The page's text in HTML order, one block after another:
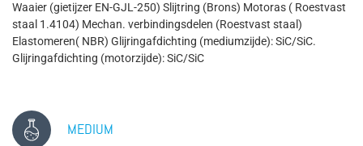
Waaier (gietijzer EN-GJL-250) Slijtring (Brons) Motoras ( Roestvast
staal 1.4104) Mechan. verbindingsdelen (Roestvast staal)
Elastomeren( NBR) Glijringafdichting (mediumzijde): SiC/SiC.
Glijringafdichting (motorzijde): SiC/SiC
MEDIUM